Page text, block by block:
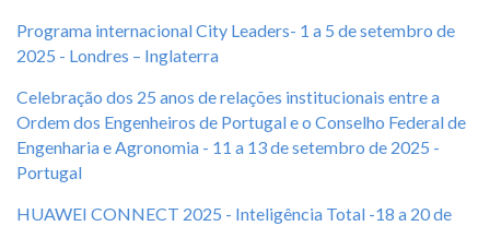
Programa internacional City Leaders- 1 a 5 de setembro de
2025 - Londres – Inglaterra
Celebração dos 25 anos de relações institucionais entre a
Ordem dos Engenheiros de Portugal e o Conselho Federal de
Engenharia e Agronomia - 11 a 13 de setembro de 2025 -
Portugal
HUAWEI CONNECT 2025 - Inteligência Total -18 a 20 de